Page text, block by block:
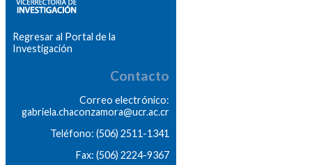
Regresar al Portal de la
Investigación
Contacto
Correo electrónico:
gabriela.chaconzamora@ucr.ac.cr
Teléfono: (506) 2511-1341
Fax: (506) 2224-9367